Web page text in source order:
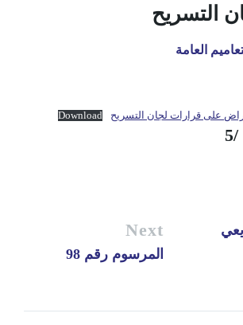
التسريح
العامة
على قرارات لجان التسريح Download
Next
المرسوم رقم 98